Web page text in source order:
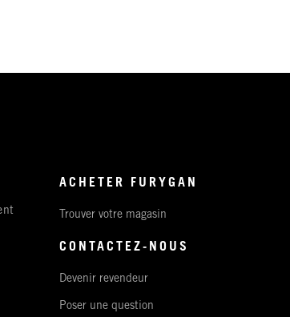
ACHETER FURYGAN
Trouver votre magasin
CONTACTEZ-NOUS
Devenir revendeur
Poser une question